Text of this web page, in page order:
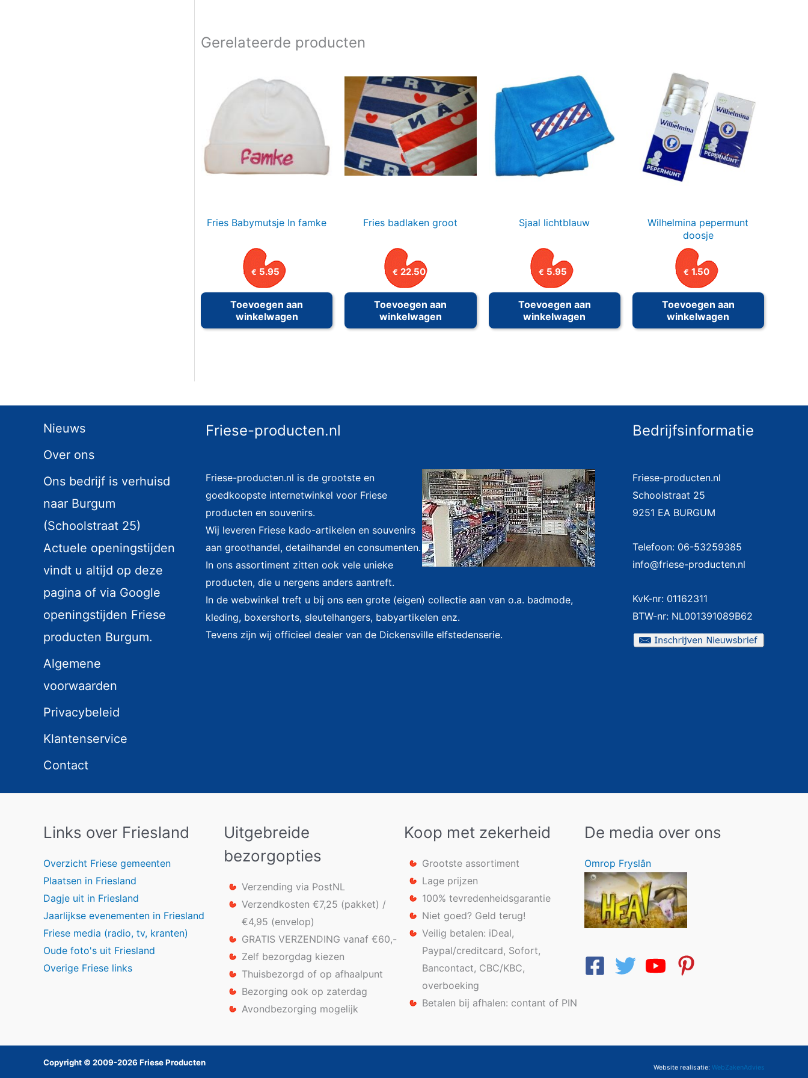
Gerelateerde producten
Fries Babymutsje In famke
€ 5.95
Toevoegen aan
winkelwagen
Fries badlaken groot
€ 22.50
Toevoegen aan
winkelwagen
Sjaal lichtblauw
€ 5.95
Toevoegen aan
winkelwagen
Wilhelmina pepermunt
doosje
€ 1.50
Toevoegen aan
winkelwagen
Nieuws
Over ons
Ons bedrijf is verhuisd
naar Burgum
(Schoolstraat 25)
Actuele openingstijden
vindt u altijd op deze
pagina of via Google
openingstijden Friese
producten Burgum.
Algemene
voorwaarden
Privacybeleid
Klantenservice
Contact
Friese-producten.nl
Friese-producten.nl is de grootste en
goedkoopste internetwinkel voor Friese
producten en souvenirs.
Wij leveren Friese kado-artikelen en souvenirs
aan groothandel, detailhandel en consumenten.
In ons assortiment zitten ook vele unieke
producten, die u nergens anders aantreft.
In de webwinkel treft u bij ons een grote (eigen) collectie aan van o.a. badmode,
kleding, boxershorts, sleutelhangers, babyartikelen enz.
Tevens zijn wij officieel dealer van de Dickensville elfstedenserie.
Bedrijfsinformatie
Friese-producten.nl
Schoolstraat 25
9251 EA BURGUM
Telefoon: 06-53259385
info@friese-producten.nl
KvK-nr: 01162311
BTW-nr: NL001391089B62
Links over Friesland
Overzicht Friese gemeenten
Plaatsen in Friesland
Dagje uit in Friesland
Jaarlijkse evenementen in Friesland
Friese media (radio, tv, kranten)
Oude foto's uit Friesland
Overige Friese links
Uitgebreide
bezorgopties
Verzending via PostNL
Verzendkosten €7,25 (pakket) /
€4,95 (envelop)
GRATIS VERZENDING vanaf €60,-
Zelf bezorgdag kiezen
Thuisbezorgd of op afhaalpunt
Bezorging ook op zaterdag
Avondbezorging mogelijk
Koop met zekerheid
Grootste assortiment
Lage prijzen
100% tevredenheidsgarantie
Niet goed? Geld terug!
Veilig betalen: iDeal,
Paypal/creditcard, Sofort,
Bancontact, CBC/KBC,
overboeking
Betalen bij afhalen: contant of PIN
De media over ons
Omrop Fryslân
Website realisatie: WebZakenAdvies
Copyright © 2009-2026 Friese Producten